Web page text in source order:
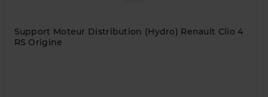
Support Moteur Distribution (Hydro) Renault Clio 4
RS Origine